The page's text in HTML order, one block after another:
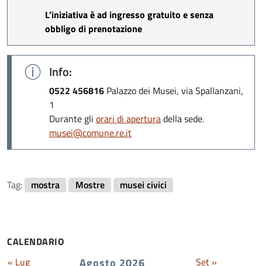
Coppa in terra sigillata con bollo del produttore L.
VEG/ETVS entro cartiglio rettangolare, decorata
con scene di battaglia, Reggio Emilia (RE), Piazza
della Vittoria, età augustea, Musei Civici di Reggio
Emilia | Foto © Carlo Vannini
L’iniziativa è ad ingresso gratuito e senza
obbligo di prenotazione
Info:
0522 456816 Palazzo dei Musei, via Spallanzani,
1
Durante gli orari di aperturadella sede.
musei@comune.re.it
Tag: mostra Mostre musei civici
CALENDARIO
« Lug Set »